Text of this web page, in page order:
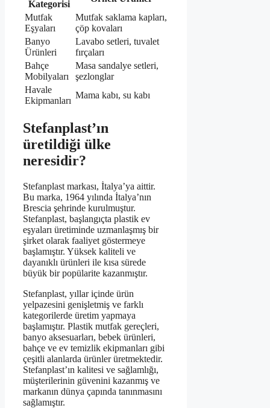
Kategorisi
Mutfak
Eşyaları
Mutfak saklama kapları,
çöp kovaları
Banyo
Ürünleri
Lavabo setleri, tuvalet
fırçaları
Bahçe
Mobilyaları
Masa sandalye setleri,
şezlonglar
Havale
Ekipmanları
Mama kabı, su kabı
Stefanplast’ın
üretildiği ülke
neresidir?
Stefanplast markası, İtalya’ya aittir.
Bu marka, 1964 yılında İtalya’nın
Brescia şehrinde kurulmuştur.
Stefanplast, başlangıçta plastik ev
eşyaları üretiminde uzmanlaşmış bir
şirket olarak faaliyet göstermeye
başlamıştır. Yüksek kaliteli ve
dayanıklı ürünleri ile kısa sürede
büyük bir popülarite kazanmıştır.
Stefanplast, yıllar içinde ürün
yelpazesini genişletmiş ve farklı
kategorilerde üretim yapmaya
başlamıştır. Plastik mutfak gereçleri,
banyo aksesuarları, bebek ürünleri,
bahçe ve ev temizlik ekipmanları gibi
çeşitli alanlarda ürünler üretmektedir.
Stefanplast’ın kalitesi ve sağlamlığı,
müşterilerinin güvenini kazanmış ve
markanın dünya çapında tanınmasını
sağlamıştır.